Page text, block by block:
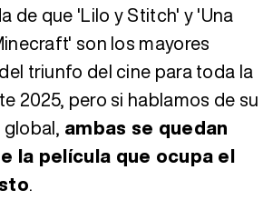
de que 'Lilo y Stitch' y 'Una
son los mayores
triunfo del cine para toda la
2025, pero si hablamos de su
ambas se quedan
la película que ocupa el
.